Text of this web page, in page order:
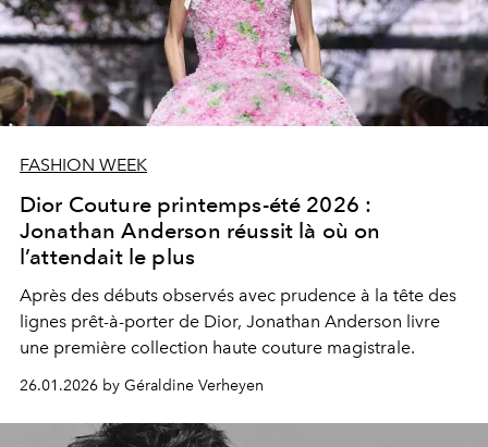
FASHION WEEK
Dior Couture printemps-été 2026 :
Jonathan Anderson réussit là où on
l’attendait le plus
Après des débuts observés avec prudence à la tête des
lignes prêt-à-porter de Dior, Jonathan Anderson livre
une première collection haute couture magistrale.
26.01.2026 by Géraldine Verheyen